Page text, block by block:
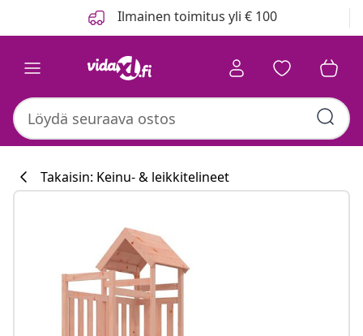
Ilmainen toimitus yli € 100
#sharemevidaxl
Takaisin: Keinu- & leikkitelineet